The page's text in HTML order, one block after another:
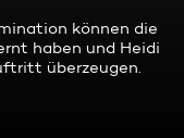
können die
haben und Heidi
überzeugen.